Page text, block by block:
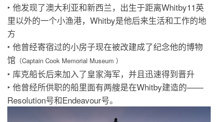
‣ 他发现了澳大利亚和新西兰，出生于距离Whitby11英
里以外的一个小渔港，Whitby是他后来生活和工作的地
方
‣ 他曾经寄宿过的小房子现在被改建成了纪念他的博物
馆 （Captain Cook Memorial Museum ）
‣ 库克船长后来加入了皇家海军，并且迅速得到晋升
‣ 他曾经所供职的船里面有两艘是在Whitby建造的——
Resolution号和Endeavour号。